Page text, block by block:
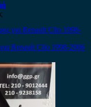
Renault Clio 1998-2006